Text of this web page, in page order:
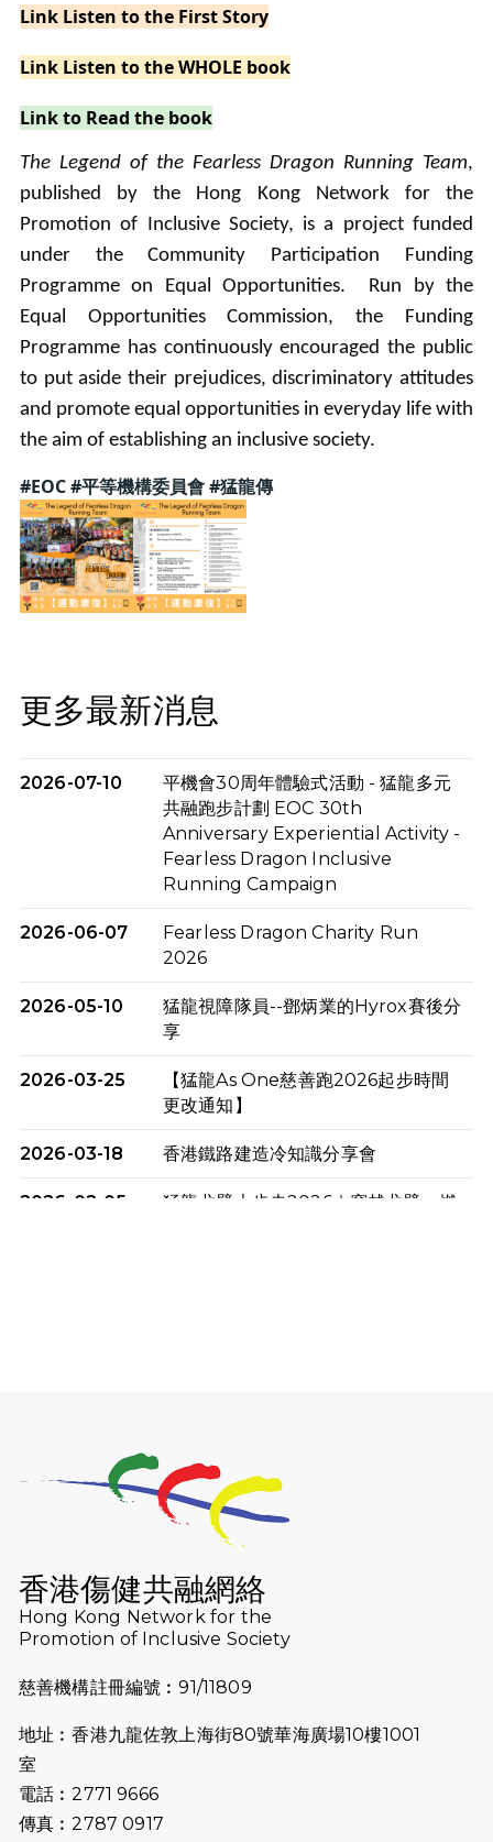
Link Listen to the First Story
Link Listen to the WHOLE book
Link to Read the book
The Legend of the Fearless Dragon Running Team,
published by the Hong Kong Network for the
Promotion of Inclusive Society, is a project funded
under the Community Participation Funding
Programme on Equal Opportunities. Run by the
Equal Opportunities Commission, the Funding
Programme has continuously encouraged the public
to put aside their prejudices, discriminatory attitudes
and promote equal opportunities in everyday life with
the aim of establishing an inclusive society.
#EOC #平等機構委員會 #猛龍傳
更多最新消息
2026-07-10
平機會30周年體驗式活動 - 猛龍多元
共融跑步計劃 EOC 30th
Anniversary Experiential Activity -
Fearless Dragon Inclusive
Running Campaign
2026-06-07
Fearless Dragon Charity Run
2026
2026-05-10
猛龍視障隊員--鄧炳業的Hyrox賽後分
享
2026-03-25
【猛龍As One慈善跑2026起步時間
更改通知】
2026-03-18 香港鐵路建造冷知識分享會
2026-02-05
猛龍戈壁大步走2026｜穿越戈壁．燃
2025-09-08 渣打香港馬拉松2026 慈善計劃
Lockton Fearless Dragon Trail
Run 2025
2025-08-07 諾德 x 猛龍慈善共融音樂夜2025
🌟
2025-06-15
會及愛。匯聚商龍會支持！
香港傷健共融網絡
Hong Kong Network for the
Promotion of Inclusive Society
慈善機構註冊編號︰91/11809
地址︰香港九龍佐敦上海街80號華海廣場10樓1001
室
電話︰2771 9666
傳真︰2787 0917